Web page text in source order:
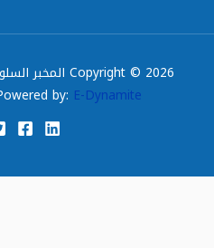
Copyright © 2026 المخبر السلوكي | The Behavioral Lab
Powered by:E-Dynamite
|